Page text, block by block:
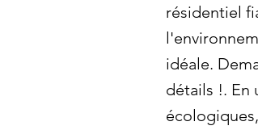
résidentiel
idéale.
détails !. En